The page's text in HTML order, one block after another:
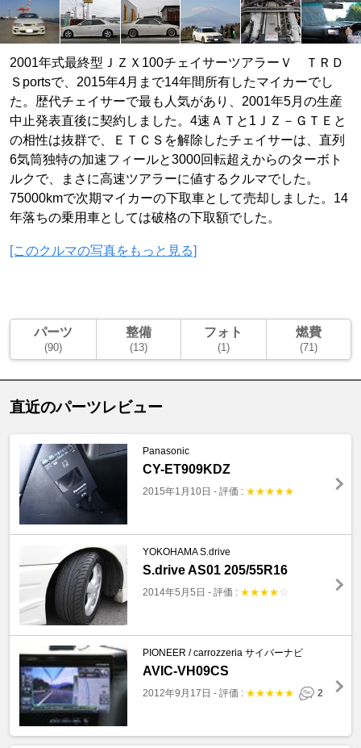
2001年式最終型ＪＺＸ100チェイサーツアラーＶ ＴＲＤ
Ｓportsで、2015年4月まで14年間所有したマイカーでし
た。歴代チェイサーで最も人気があり、2001年5月の生産
中止発表直後に契約しました。4速ＡＴと1ＪＺ－ＧＴＥと
の相性は抜群で、ＥＴＣＳを解除したチェイサーは、直列
6気筒独特の加速フィールと3000回転超えからのターボト
ルクで、まさに高速ツアラーに値するクルマでした。
75000kmで次期マイカーの下取車として売却しました。14
年落ちの乗用車としては破格の下取額でした。
[このクルマの写真をもっと見る]
パーツ
(90)
整備
(13)
フォト
(1)
燃費
(71)
直近のパーツレビュー
Panasonic
CY-ET909KDZ
2015年1月10日 - 評価 : ★★★★★
YOKOHAMA S.drive
S.drive AS01 205/55R16
2014年5月5日 - 評価 : ★★★★ ☆
PIONEER / carrozzeria サイバーナビ
AVIC-VH09CS
2012年9月17日 - 評価 : ★★★★★ 2